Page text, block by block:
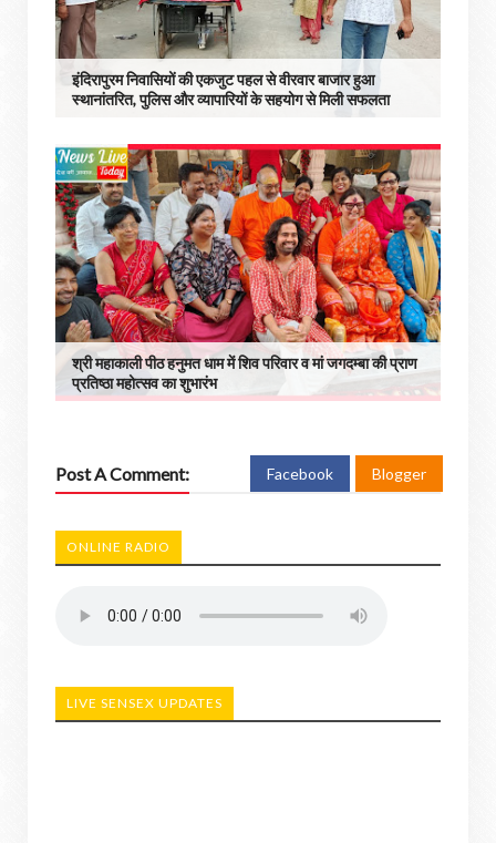
इंदिरापुरम निवासियों की एकजुट पहल से वीरवार बाजार हुआ
स्थानांतरित, पुलिस और व्यापारियों के सहयोग से मिली सफलता
श्री महाकाली पीठ हनुमत धाम में शिव परिवार व मां जगदम्बा की प्राण
प्रतिष्ठा महोत्सव का शुभारंभ
Post A Comment: Facebook Blogger
ONLINE RADIO
LIVE SENSEX UPDATES